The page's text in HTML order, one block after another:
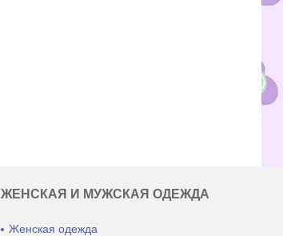
ЖЕНСКАЯ И МУЖСКАЯ ОДЕЖДА
Женская одежда